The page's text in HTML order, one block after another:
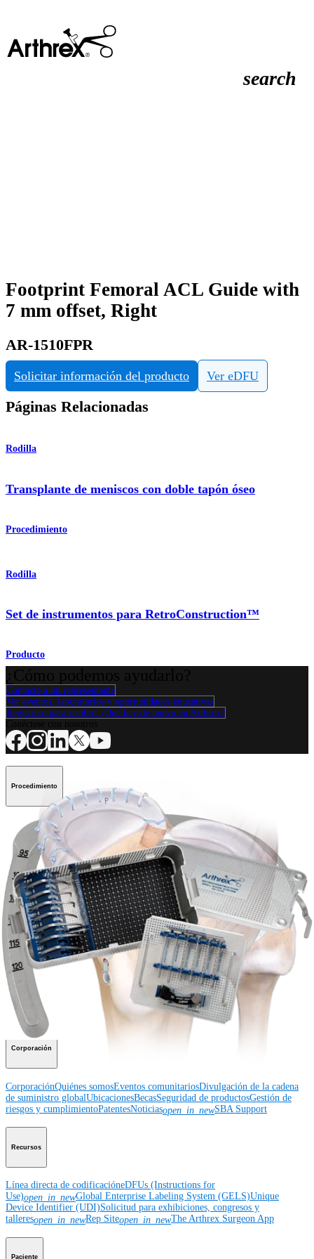
search
Footprint Femoral ACL Guide with
7 mm offset, Right
AR-1510FPR
Solicitar información del producto Ver eDFU
Páginas Relacionadas
Rodilla
Transplante de meniscos con doble tapón óseo
Procedimiento
Rodilla
Set de instrumentos para RetroConstruction™
Producto
Contacte a un representante
Ver eventos, laboratorios y oportunidades educativas
Regístrese para recibir: ¿Qué hay de nuevo en Arthrex?
Procedimiento
HombroRodillaCodo Mano y muñecaPie y
tobillo
CaderaOrtobiológicos Cirugía cardiotorácica Columna vertebral
Producto
HombroRodillaCodoMano y muñecaPie y tobilloCaderaOrtobiológicos
Cirugía cardiotorácicaColumna vertebralImagen y resección
Educación médica
Educación médica Descripción de cursosCalendario de cursos
ArthroLab™ -
Ubicaciones
Nuestro departamento de educación médicaOrthoPedia
Corporación
CorporaciónQuiénes somosEventos comunitariosDivulgación de la cadena
de suministro globalUbicacionesBecasSeguridad de productosGestión de
riesgos y cumplimientoPatentesNoticiasopen_in_newSBA Support
Recursos
Línea directa de codificacióneDFUs (Instructions for
Use)open_in_newGlobal Enterprise Labeling System (GELS)Unique
Device Identifier (UDI)Solicitud para exhibiciones, congresos y
talleresopen_in_newRep Siteopen_in_newThe Arthrex Surgeon App
Paciente